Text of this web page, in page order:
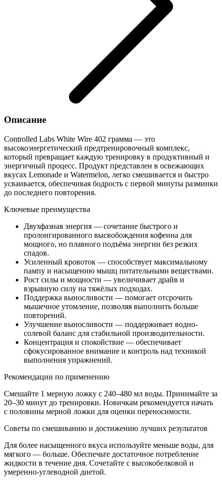
Описание
Controlled Labs White Wire 402 грамма — это
высокоэнергетический предтренировочный комплекс,
который превращает каждую тренировку в продуктивный и
энергичный процесс. Продукт представлен в освежающих
вкусах Lemonade и Watermelon, легко смешивается и быстро
усваивается, обеспечивая бодрость с первой минуты разминки
до последнего повторения.
Ключевые преимущества
Двухфазная энергия — сочетание быстрого и
пролонгированного высвобождения кофеина для
мощного, но плавного подъёма энергии без резких
спадов.
Усиленный кровоток — способствует максимальному
пампу и насыщению мышц питательными веществами.
Рост силы и мощности — увеличивает драйв и
взрывную силу на тяжёлых подходах.
Поддержка выносливости — помогает отсрочить
мышечное утомление, позволяя выполнить больше
повторений.
Улучшение выносливости — поддерживает водно-
солевой баланс для стабильной производительности.
Концентрация и спокойствие — обеспечивает
сфокусированное внимание и контроль над техникой
выполнения упражнений.
Рекомендации по применению
Смешайте 1 мерную ложку с 240–480 мл воды. Принимайте за
20–30 минут до тренировки. Новичкам рекомендуется начать
с половины мерной ложки для оценки переносимости.
Советы по смешиванию и достижению лучших результатов
Для более насыщенного вкуса используйте меньше воды, для
мягкого — больше. Обеспечьте достаточное потребление
жидкости в течение дня. Сочетайте с высокобелковой и
умеренно-углеводной диетой.